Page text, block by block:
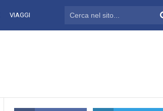
VIAGGI